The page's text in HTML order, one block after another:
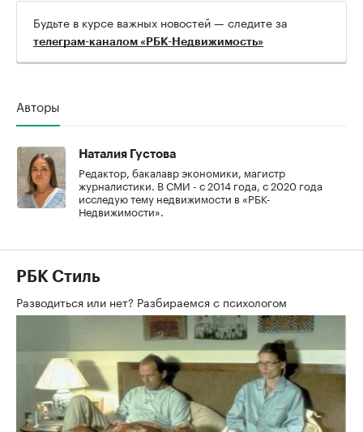
Будьте в курсе важных новостей — следите за
телеграм-каналом «РБК-Недвижимость»
Авторы
Наталия Густова
Редактор, бакалавр экономики, магистр
журналистики. В СМИ - с 2014 года, с 2020 года
исследую тему недвижимости в «РБК-
Недвижимости».
РБК Стиль
Разводиться или нет? Разбираемся с психологом